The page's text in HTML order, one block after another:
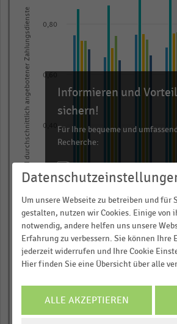
data
series.
The
chart
has
axis
displaying
categories.
categories.
The
chart
has
axis
displaying
Anzahl durchschnittlich angebotener Zahlungsdienste
⌀ Insgesamt
⌀
⌀ Platz 11–100
⌀
2014 2015 2016
0,00
0,20
0,40
0,60
0,80
Informieren und
sichern!
Für Ihre bequeme und
Recherche:
Rund 25.000 Statistiken
Download als Excel, PNG,
… und vieles mehr!
JETZT INFORMIEREN
Um unsere Webseite zu betreiben und für
gestalten, nutzen wir Cookies. Einige von
notwendig, andere helfen uns unsere
Erfahrung zu verbessern. Sie können Ihre
jederzeit widerrufen und Ihre Cookie
Hier finden Sie eine Übersicht über alle
ALLE AKZEPTIEREN